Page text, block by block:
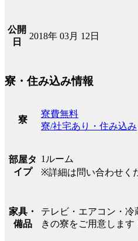
公開
日
2018年 03月 12日
寮・住み込み情報
寮
寮費無料
寮/社宅あり・住み込み
部屋タ
イプ
1ルーム
※詳細は問い合わせく
家具・
備品
テレビ・エアコン・
きの寮をご用意します